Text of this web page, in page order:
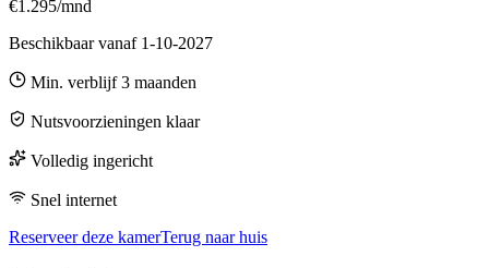
€1.295/mnd
Beschikbaar vanaf 1-10-2027
Min. verblijf 3 maanden
Nutsvoorzieningen klaar
Volledig ingericht
Snel internet
Reserveer deze kamerTerug naar huis